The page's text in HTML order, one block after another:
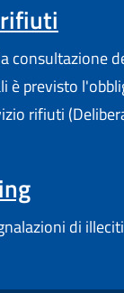
consultazione
è previsto
rifiuti
di illeciti